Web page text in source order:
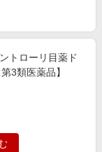
トローリ目薬ド
3類医薬品】